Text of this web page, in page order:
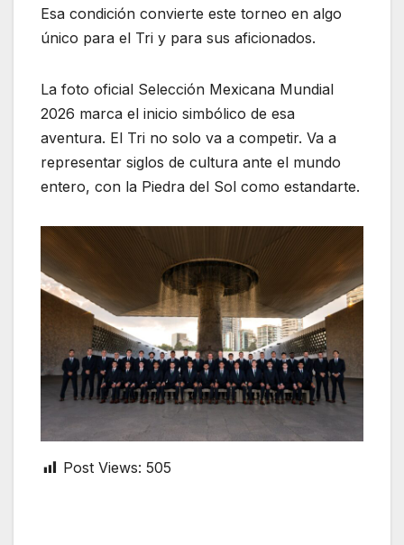
Esa condición convierte este torneo en algo
único para el Tri y para sus aficionados.
La foto oficial Selección Mexicana Mundial
2026 marca el inicio simbólico de esa
aventura. El Tri no solo va a competir. Va a
representar siglos de cultura ante el mundo
entero, con la Piedra del Sol como estandarte.
Post Views: 505